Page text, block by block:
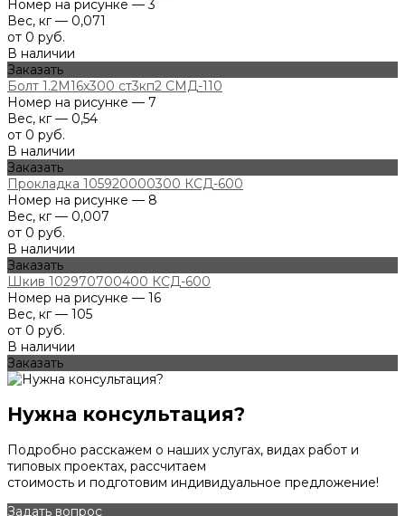
Номер на рисунке — 3
Вес, кг — 0,071
от 0 руб.
В наличии
Заказать
Болт 1.2М16х300 ст3кп2 СМД-110
Номер на рисунке — 7
Вес, кг — 0,54
от 0 руб.
В наличии
Заказать
Прокладка 105920000300 КСД-600
Номер на рисунке — 8
Вес, кг — 0,007
от 0 руб.
В наличии
Заказать
Шкив 102970700400 КСД-600
Номер на рисунке — 16
Вес, кг — 105
от 0 руб.
В наличии
Заказать
Нужна консультация?
Подробно расскажем о наших услугах, видах работ и
типовых проектах, рассчитаем
стоимость и подготовим индивидуальное предложение!
Задать вопрос